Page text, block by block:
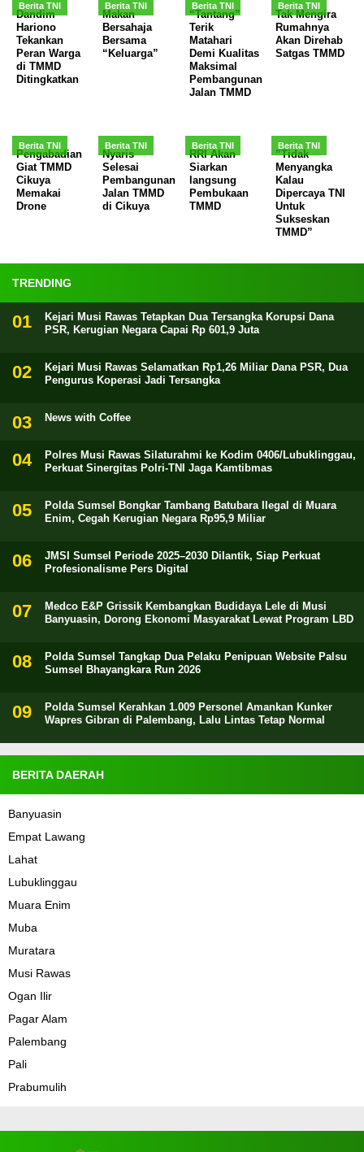
Berita TNI
Dandim
Hariono
Tekankan
Peran Warga
di TMMD
Ditingkatkan
Berita TNI
Makan
Bersahaja
Bersama
“Keluarga”
Berita TNI
“Tantang”
Terik
Matahari
Demi Kualitas
Maksimal
Pembangunan
Jalan TMMD
Berita TNI
Tak Mengira
Rumahnya
Akan Direhab
Satgas TMMD
Berita TNI
Pengabadian
Giat TMMD
Cikuya
Memakai
Drone
Berita TNI
Nyaris
Selesai
Pembangunan
Jalan TMMD
di Cikuya
Berita TNI
RRI Akan
Siarkan
langsung
Pembukaan
TMMD
Berita TNI
”Tidak
Menyangka
Kalau
Dipercaya TNI
Untuk
Sukseskan
TMMD”
TRENDING
Kejari Musi Rawas Tetapkan Dua Tersangka Korupsi Dana
PSR, Kerugian Negara Capai Rp 601,9 Juta
Kejari Musi Rawas Selamatkan Rp1,26 Miliar Dana PSR, Dua
Pengurus Koperasi Jadi Tersangka
News with Coffee
Polres Musi Rawas Silaturahmi ke Kodim 0406/Lubuklinggau,
Perkuat Sinergitas Polri-TNI Jaga Kamtibmas
Polda Sumsel Bongkar Tambang Batubara Ilegal di Muara
Enim, Cegah Kerugian Negara Rp95,9 Miliar
JMSI Sumsel Periode 2025–2030 Dilantik, Siap Perkuat
Profesionalisme Pers Digital
Medco E&P Grissik Kembangkan Budidaya Lele di Musi
Banyuasin, Dorong Ekonomi Masyarakat Lewat Program LBD
Polda Sumsel Tangkap Dua Pelaku Penipuan Website Palsu
Sumsel Bhayangkara Run 2026
Polda Sumsel Kerahkan 1.009 Personel Amankan Kunker
Wapres Gibran di Palembang, Lalu Lintas Tetap Normal
BERITA DAERAH
Banyuasin
Empat Lawang
Lahat
Lubuklinggau
Muara Enim
Muba
Muratara
Musi Rawas
Ogan Ilir
Pagar Alam
Palembang
Pali
Prabumulih